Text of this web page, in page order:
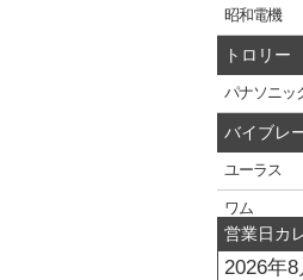
昭和電機
トロリー
パナソニッ
バイブレ
ユーラス
ワム
営業日カ
2026年8